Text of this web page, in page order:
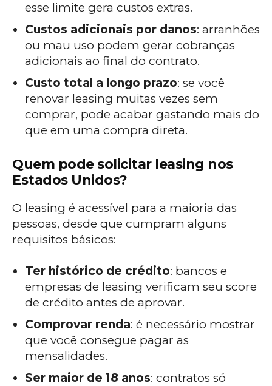
esse limite gera custos extras.
Custos adicionais por danos: arranhões
ou mau uso podem gerar cobranças
adicionais ao final do contrato.
Custo total a longo prazo: se você
renovar leasing muitas vezes sem
comprar, pode acabar gastando mais do
que em uma compra direta.
Quem pode solicitar leasing nos
Estados Unidos?
O leasing é acessível para a maioria das
pessoas, desde que cumpram alguns
requisitos básicos:
Ter histórico de crédito: bancos e
empresas de leasing verificam seu score
de crédito antes de aprovar.
Comprovar renda: é necessário mostrar
que você consegue pagar as
mensalidades.
Ser maior de 18 anos: contratos só